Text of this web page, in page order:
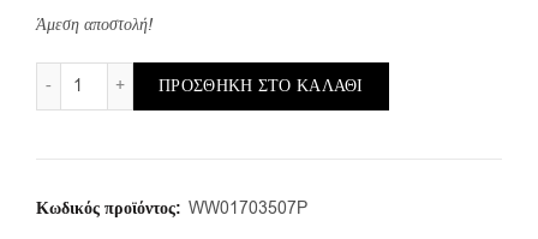
Άμεση αποστολή!
AS/e/17X35X7 (1 τμ.) ποσότητα
ΠΡΟΣΘΉΚΗ ΣΤΟ ΚΑΛΆΘΙ
Κωδικός προϊόντος: WW01703507P